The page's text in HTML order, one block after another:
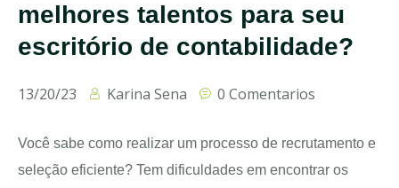
melhores talentos para seu
escritório de contabilidade?
13/20/23 Karina Sena 0 Comentarios
Você sabe como realizar um processo de recrutamento e
seleção eficiente? Tem dificuldades em encontrar os